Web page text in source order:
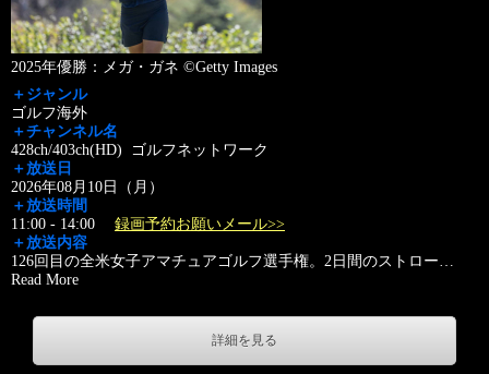
2025年優勝：メガ・ガネ ©Getty Images
＋ジャンル
ゴルフ海外
＋チャンネル名
428ch/403ch(HD) ゴルフネットワーク
＋放送日
2026年08月10日（月）
＋放送時間
11:00 - 14:00 録画予約お願いメール>>
＋放送内容
126回目の全米女子アマチュアゴルフ選手権。2日間のストロー…
Read More
詳細を見る